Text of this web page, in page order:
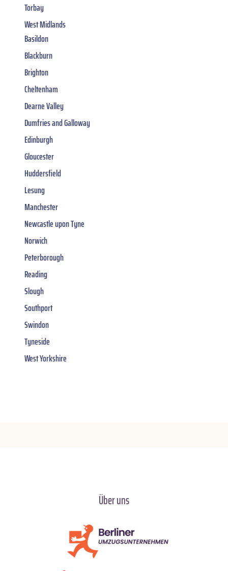
Torbay
West Midlands
Basildon
Blackburn
Brighton
Cheltenham
Dearne Valley
Dumfries and Galloway
Edinburgh
Gloucester
Huddersfield
Lesung
Manchester
Newcastle upon Tyne
Norwich
Peterborough
Reading
Slough
Southport
Swindon
Tyneside
West Yorkshire
Über uns